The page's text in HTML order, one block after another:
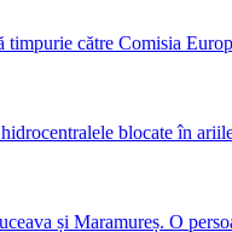
către Comisia
blocate în
și Maramureș. O